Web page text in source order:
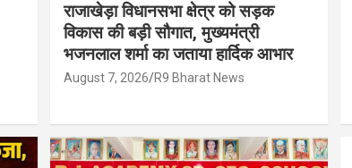
राजाखेड़ा विधानसभा क्षेत्र को सड़क
विकास की बड़ी सौगात, मुख्यमंत्री
भजनलाल शर्मा का जताया हार्दिक आभार
August 7, 2026 R9 Bharat News